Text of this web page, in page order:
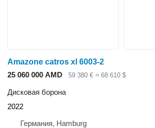
Amazone catros xl 6003-2
25 060 000 AMD
59 380 € ≈ 68 610 $
Дисковая борона
2022
Германия, Hamburg